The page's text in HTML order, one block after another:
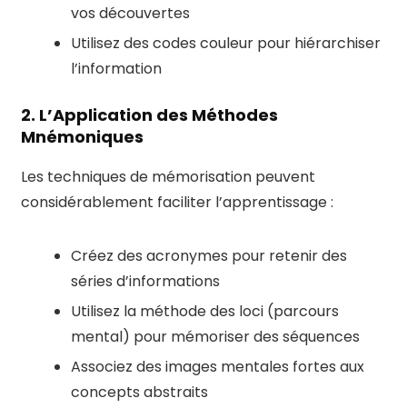
vos découvertes
Utilisez des codes couleur pour hiérarchiser
l’information
2. L’Application des Méthodes
Mnémoniques
Les techniques de mémorisation peuvent
considérablement faciliter l’apprentissage :
Créez des acronymes pour retenir des
séries d’informations
Utilisez la méthode des loci (parcours
mental) pour mémoriser des séquences
Associez des images mentales fortes aux
concepts abstraits